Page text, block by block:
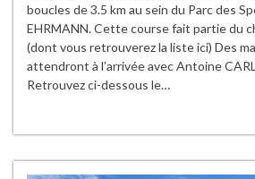
boucles de 3.5 km au sein du Parc des
EHRMANN. Cette course fait partie du
(dont vous retrouverez la liste ici) Des
attendront à l’arrivée avec Antoine
Retrouvez ci-dessous le…